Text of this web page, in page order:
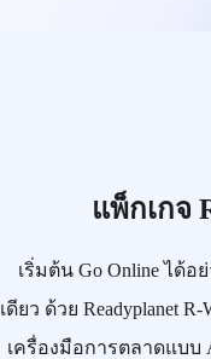
แพ็กเกจ
เริ่มต้น Go Onlineได้อ
เดียว ด้วย Readyplanet R-
เครื่องมือการตลาดแบบ